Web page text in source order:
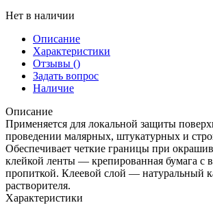
Нет в наличии
Описание
Характеристики
Отзывы ()
Задать вопрос
Наличие
Описание
Применяется для локальной защиты
проведении малярных, штукатурных и
Обеспечивает четкие границы при
клейкой ленты — крепированная бумага с
пропиткой. Клеевой слой — натуральный
растворителя.
Характеристики